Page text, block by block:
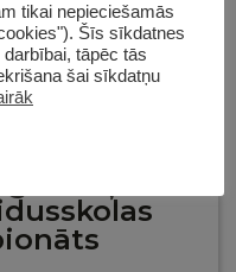
tikai nepieciešamās
Šīs sīkdatnes
tāpēc tās
šai sīkdatņu